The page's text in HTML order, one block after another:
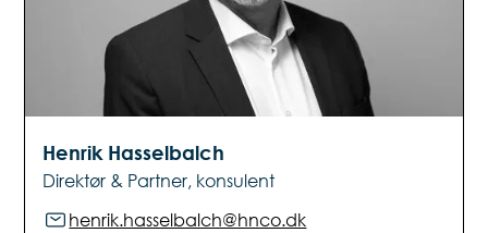
Henrik Hasselbalch
Direktør & Partner, konsulent
henrik.hasselbalch@hnco.dk